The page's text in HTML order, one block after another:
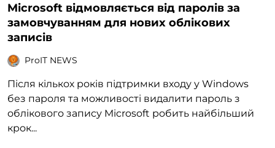
Microsoft відмовляється від паролів за
замовчуванням для нових облікових
записів
ProIT NEWS
Після кількох років підтримки входу у Windows
без пароля та можливості видалити пароль з
облікового запису Microsoft робить найбільший
крок...